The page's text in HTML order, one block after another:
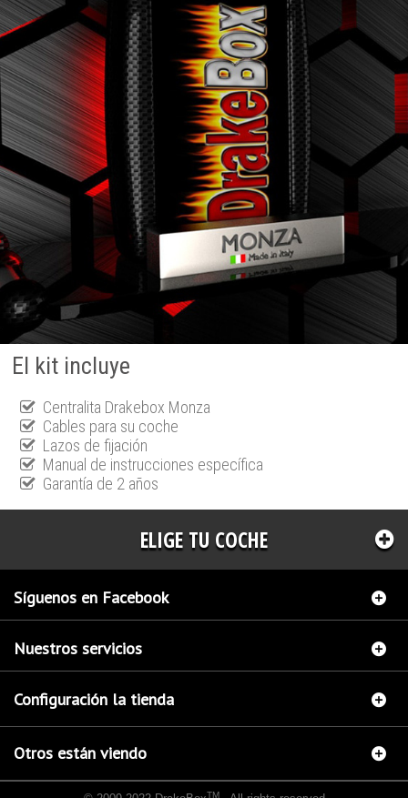
El kit incluye
Centralita Drakebox Monza
Cables para su coche
Lazos de fijación
Manual de instrucciones específica
Garantía de 2 años
ELIGE TU COCHE
Síguenos en Facebook
Nuestros servicios
Configuración la tienda
Otros están viendo
TM